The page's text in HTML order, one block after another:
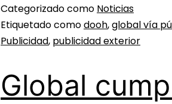
Categorizado como Noticias
Etiquetado comodooh,global vía
Publicidad, publicidad exterior
Global